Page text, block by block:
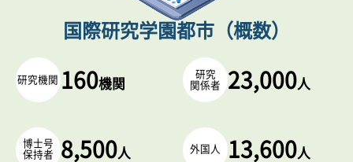
国際研究学園都市（概数）
研究機関 160機関
研究
関係者
23,000人
博士号
保持者
8,500人 外国人 13,600人